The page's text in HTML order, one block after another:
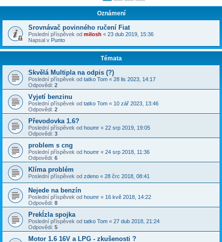
Oznámení
Srovnávač povinného ručení Fiat
Poslední příspěvek od milosh « 23 dub 2019, 15:36
Napsal v Punto
Témata
Skvělá Multipla na odpis (?)
Poslední příspěvek od tatko Tom « 28 lis 2023, 14:17
Odpovědi: 2
Vyjetí benzinu
Poslední příspěvek od tatko Tom « 10 zář 2023, 13:46
Odpovědi: 2
Převodovka 1.6?
Poslední příspěvek od houmr « 22 srp 2019, 19:05
Odpovědi: 3
problem s cng
Poslední příspěvek od houmr « 24 srp 2018, 11:36
Odpovědi: 6
Klíma problém
Poslední příspěvek od zdeno « 28 črc 2018, 08:41
Nejede na benzín
Poslední příspěvek od houmr « 16 kvě 2018, 14:22
Odpovědi: 8
Prekĺzla spojka
Poslední příspěvek od tatko Tom « 27 dub 2018, 21:24
Odpovědi: 5
Motor 1.6 16V a LPG - zkušenosti ?